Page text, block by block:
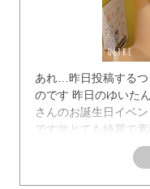
あれ…昨日投稿する
のです 昨日のゆいた
さんのお誕生日イベ
です🫶とても綺麗で